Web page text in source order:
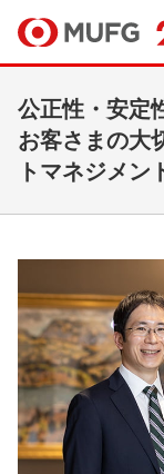
公正性・安定
お客さまの大
トマネジメン